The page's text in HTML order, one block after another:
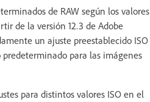
de RAW según los valores
de la versión 12.3 de Adobe
un ajuste preestablecido ISO
para las imágenes
para distintos valores ISO en el